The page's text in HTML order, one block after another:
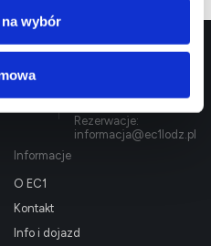
wybór
biuro@ec1lodz.pl
Rezerwacje:
informacja@ec1lodz.pl
Informacje
O EC1
Kontakt
Info i dojazd